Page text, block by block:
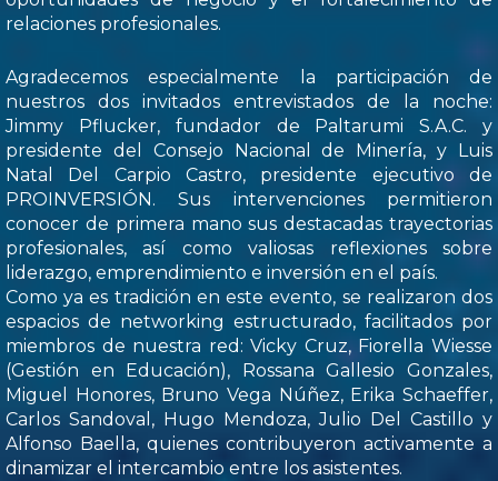
relaciones profesionales.
Agradecemos especialmente la participación de
nuestros dos invitados entrevistados de la noche:
Jimmy Pflucker, fundador de Paltarumi S.A.C. y
presidente del Consejo Nacional de Minería, y Luis
Natal Del Carpio Castro, presidente ejecutivo de
PROINVERSIÓN. Sus intervenciones permitieron
conocer de primera mano sus destacadas trayectorias
profesionales, así como valiosas reflexiones sobre
liderazgo, emprendimiento e inversión en el país.
Como ya es tradición en este evento, se realizaron dos
espacios de networking estructurado, facilitados por
miembros de nuestra red: Vicky Cruz, Fiorella Wiesse
(Gestión en Educación), Rossana Gallesio Gonzales,
Miguel Honores, Bruno Vega Núñez, Erika Schaeffer,
Carlos Sandoval, Hugo Mendoza, Julio Del Castillo y
Alfonso Baella, quienes contribuyeron activamente a
dinamizar el intercambio entre los asistentes.